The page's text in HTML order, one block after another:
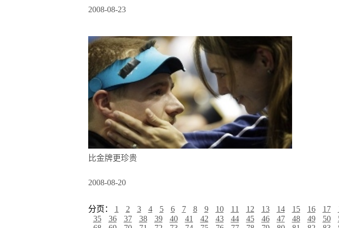
2008-08-23
比金牌更珍贵
2008-08-20
分页： 1 2 3 4 5 6 7 8 9 10 11 12 13 14 15 16 17
35
36 37 38 39 40 41 42 43 44 45 46 47 48 49 50